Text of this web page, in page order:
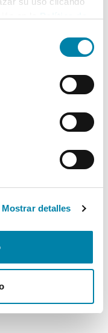
Mostrar detalles